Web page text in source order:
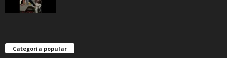
Categoría popular